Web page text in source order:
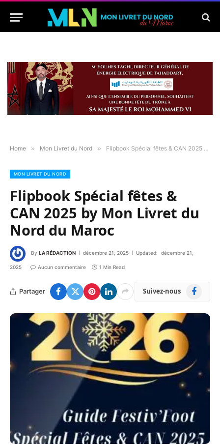
Home » Mon Livret du Nord » Flipbook Spécial fêtes & CAN 2025 by Mon Livret du Nord du Maroc
MON LIVRET DU NORD
Flipbook Spécial fêtes &
CAN 2025 by Mon Livret du
Nord du Maroc
By LA RÉDACTION décembre 21, 2025 Updated: décembre 21,
2025 Aucun commentaire 1 Min Read
Partager Suivez-nous Facebook